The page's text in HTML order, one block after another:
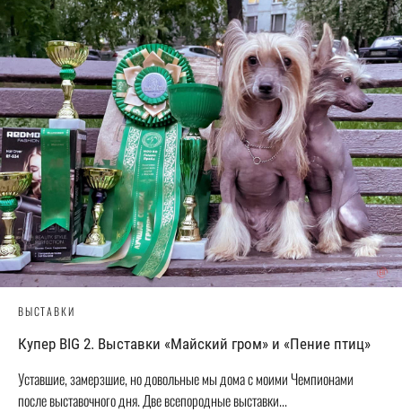
ВЫСТАВКИ
Купер BIG 2. Выставки «Майский гром» и «Пение птиц»
Уставшие, замерзшие, но довольные мы дома с моими Чемпионами
после выставочного дня. Две всепородные выставки...